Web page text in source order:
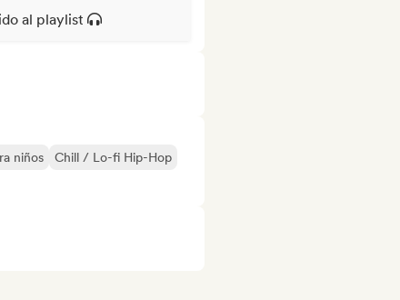
al playlist
niños
Chill / Lo-fi Hip-Hop